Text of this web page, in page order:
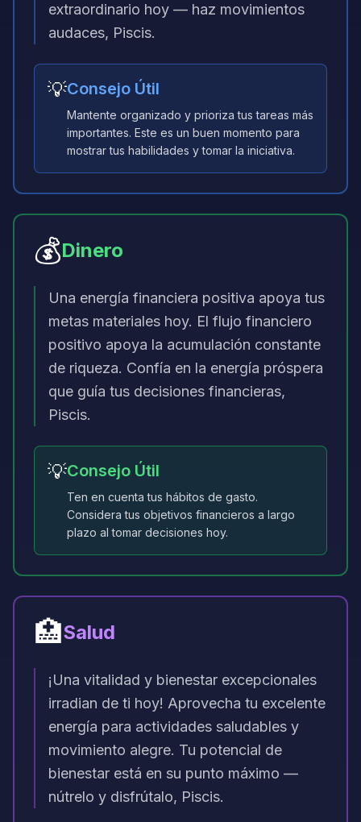
extraordinario hoy — haz movimientos
audaces, Piscis.
💡Consejo Útil
Mantente organizado y prioriza tus tareas más
importantes. Este es un buen momento para
mostrar tus habilidades y tomar la iniciativa.
💰Dinero
Una energía financiera positiva apoya tus
metas materiales hoy. El flujo financiero
positivo apoya la acumulación constante
de riqueza. Confía en la energía próspera
que guía tus decisiones financieras,
Piscis.
💡Consejo Útil
Ten en cuenta tus hábitos de gasto.
Considera tus objetivos financieros a largo
plazo al tomar decisiones hoy.
🏥Salud
¡Una vitalidad y bienestar excepcionales
irradian de ti hoy! Aprovecha tu excelente
energía para actividades saludables y
movimiento alegre. Tu potencial de
bienestar está en su punto máximo —
nútrelo y disfrútalo, Piscis.